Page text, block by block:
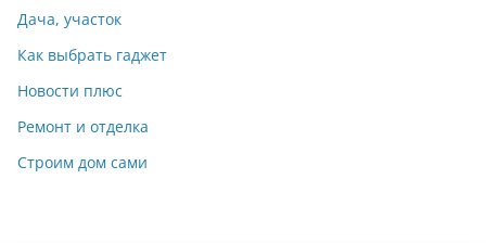
Дача, участок
Как выбрать гаджет
Новости плюс
Ремонт и отделка
Строим дом сами